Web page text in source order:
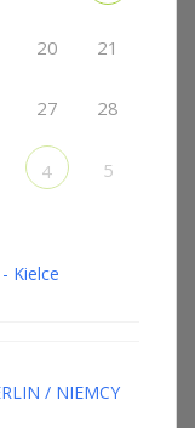
20 21
27 28
4 5
Kielce
/ NIEMCY